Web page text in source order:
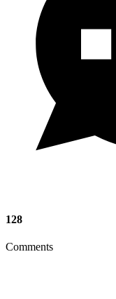
128
Comments